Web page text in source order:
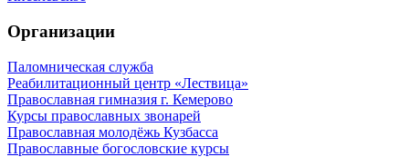
Организации
Паломническая служба
Реабилитационный центр «Лествица»
Православная гимназия г. Кемерово
Курсы православных звонарей
Православная молодёжь Кузбасса
Православные богословские курсы